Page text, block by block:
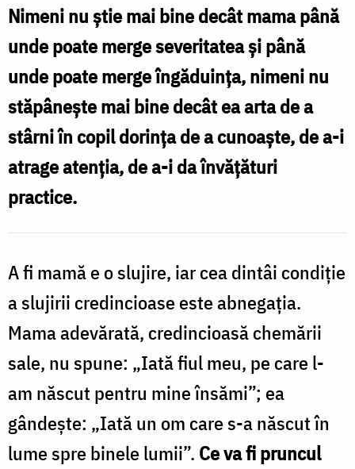
fi
înlocuită
de
nimeni
în
copiilor
/
Foto:
Bogdan
Bulgariu
Nimeni nu ştie mai bine decât mama până
unde poate merge severitatea şi până
unde poate merge îngăduinţa, nimeni nu
stăpâneşte mai bine decât ea arta de a
stârni în copil dorinţa de a cunoaşte, de a-i
atrage atenţia, de a-i da învăţături
practice.
A fi mamă e o slujire, iar cea dintâi condiţie
a slujirii credincioase este abnegaţia.
Mama adevărată, credincioasă chemării
sale, nu spune: „Iată fiul meu, pe care l-
am născut pentru mine însămi”; ea
gândeşte: „Iată un om care s-a născut în
lume spre binele lumii”. Ce va fi pruncul